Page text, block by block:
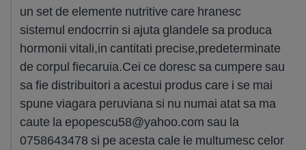
un set de elemente nutritive care hranesc
sistemul endocrrin si ajuta glandele sa produca
hormonii vitali,in cantitati precise,predeterminate
de corpul fiecaruia.Cei ce doresc sa cumpere sau
sa fie distribuitori a acestui produs care i se mai
spune viagara peruviana si nu numai atat sa ma
caute la epopescu58@yahoo.com sau la
0758643478 si pe acesta cale le multumesc celor